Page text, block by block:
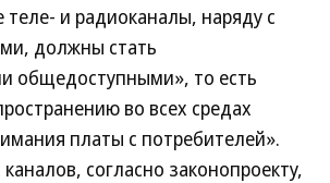
и радиоканалы, наряду с
должны стать
общедоступными», то есть
во всех средах
платы с потребителей».
согласно законопроекту,